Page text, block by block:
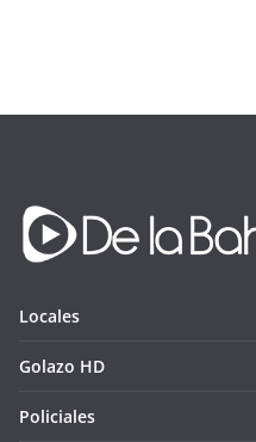
Locales
Golazo HD
Policiales